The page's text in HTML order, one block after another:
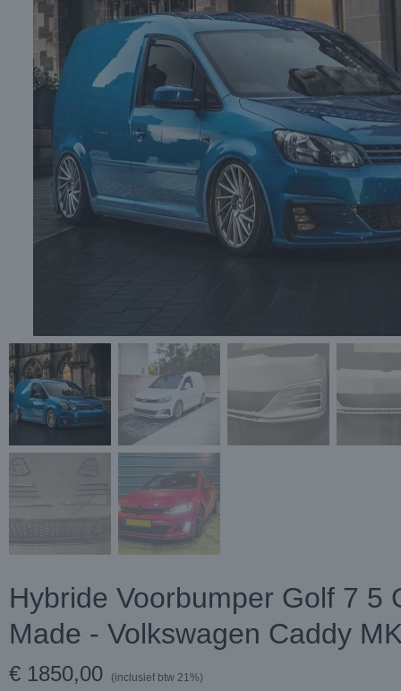
Hybride Voorbumper Golf 7 5
Made - Volkswagen Caddy
€ 1850,00 (inclusief btw 21%)